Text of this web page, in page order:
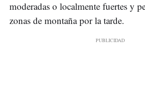
moderadas o localmente fuertes y
zonas de montaña por la tarde.